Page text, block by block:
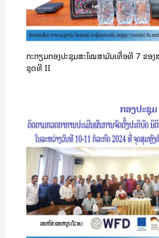
ກະກຽມກອງປະຊຸມສະໄໝສາມັນເທື່ອທີ 7 ຂອງ
ຊຸດທີ II